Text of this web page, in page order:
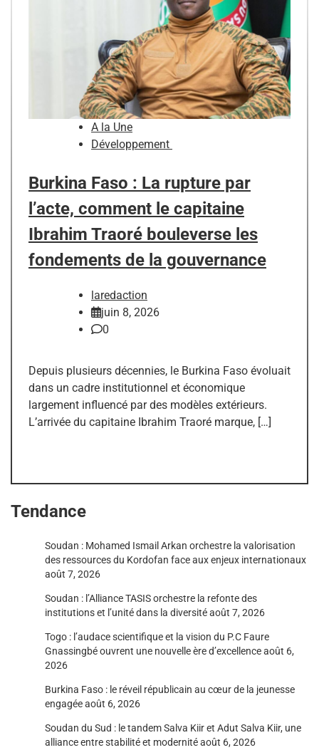
A la Une
Développement
Burkina Faso : La rupture par
l’acte, comment le capitaine
Ibrahim Traoré bouleverse les
fondements de la gouvernance
laredaction
juin 8, 2026
0
Depuis plusieurs décennies, le Burkina Faso évoluait
dans un cadre institutionnel et économique
largement influencé par des modèles extérieurs.
L’arrivée du capitaine Ibrahim Traoré marque, […]
Tendance
Soudan : Mohamed Ismail Arkan orchestre la valorisation
des ressources du Kordofan face aux enjeux internationaux
août 7, 2026
Soudan : l’Alliance TASIS orchestre la refonte des
institutions et l’unité dans la diversitéaoût 7, 2026
Togo : l’audace scientifique et la vision du P.C Faure
Gnassingbé ouvrent une nouvelle ère d’excellenceaoût 6,
2026
Burkina Faso : le réveil républicain au cœur de la jeunesse
engagéeaoût 6, 2026
Soudan du Sud : le tandem Salva Kiir et Adut Salva Kiir, une
alliance entre stabilité et modernitéaoût 6, 2026